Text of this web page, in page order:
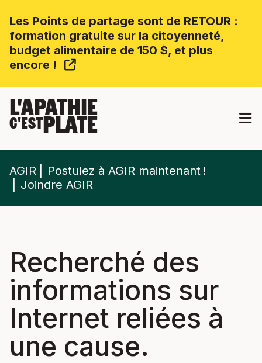
Les Points de partage sont de RETOUR :
formation gratuite sur la citoyenneté,
budget alimentaire de 150 $, et plus
encore !
L'APATHIE
C'ESTPLATE
AGIR
Postulez à AGIR maintenant !
Joindre AGIR
Recherché des
informations sur
Internet reliées à
une cause.